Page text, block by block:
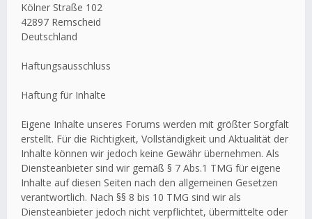
Kölner Straße 102
42897 Remscheid
Deutschland
Haftungsausschluss
Haftung für Inhalte
Eigene Inhalte unseres Forums werden mit größter Sorgfalt
erstellt. Für die Richtigkeit, Vollständigkeit und Aktualität der
Inhalte können wir jedoch keine Gewähr übernehmen. Als
Diensteanbieter sind wir gemäß § 7 Abs.1 TMG für eigene
Inhalte auf diesen Seiten nach den allgemeinen Gesetzen
verantwortlich. Nach §§ 8 bis 10 TMG sind wir als
Diensteanbieter jedoch nicht verpflichtet, übermittelte oder